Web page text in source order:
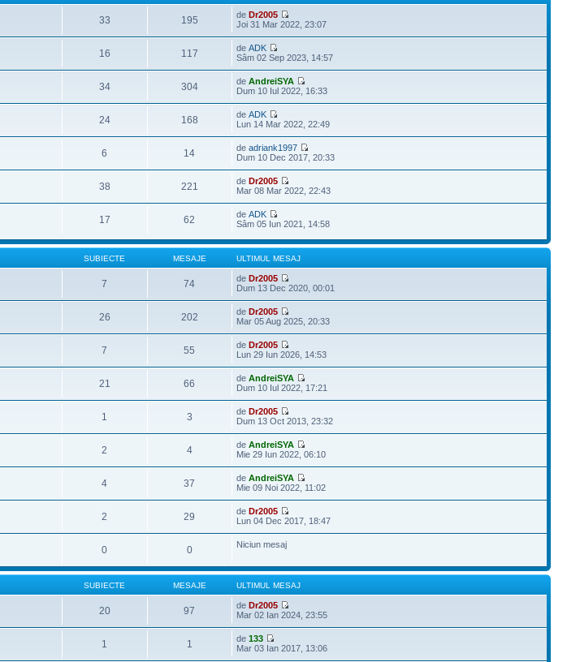
33 195 deDr2005
Joi 31 Mar 2022, 23:07
16 117 deADK
Sâm 02 Sep 2023, 14:57
34 304 deAndreiSYA
Dum 10 Iul 2022, 16:33
24 168 deADK
Lun 14 Mar 2022, 22:49
6 14 deadriank1997
Dum 10 Dec 2017, 20:33
38 221 deDr2005
Mar 08 Mar 2022, 22:43
17 62 deADK
Sâm 05 Iun 2021, 14:58
SUBIECTE MESAJE ULTIMUL MESAJ
7 74 deDr2005
Dum 13 Dec 2020, 00:01
26 202 deDr2005
Mar 05 Aug 2025, 20:33
7 55 deDr2005
Lun 29 Iun 2026, 14:53
21 66 deAndreiSYA
Dum 10 Iul 2022, 17:21
1 3 deDr2005
Dum 13 Oct 2013, 23:32
2 4 deAndreiSYA
Mie 29 Iun 2022, 06:10
4 37 deAndreiSYA
Mie 09 Noi 2022, 11:02
2 29 deDr2005
Lun 04 Dec 2017, 18:47
0 0 Niciun mesaj
SUBIECTE MESAJE ULTIMUL MESAJ
20 97 deDr2005
Mar 02 Ian 2024, 23:55
1 1 de133
Mar 03 Ian 2017, 13:06